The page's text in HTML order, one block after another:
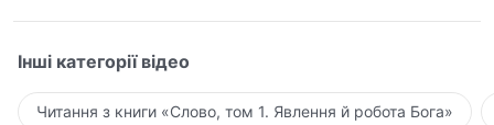
Інші категорії відео
Читання з книги «Слово, том 1. Явлення й робота Бога»